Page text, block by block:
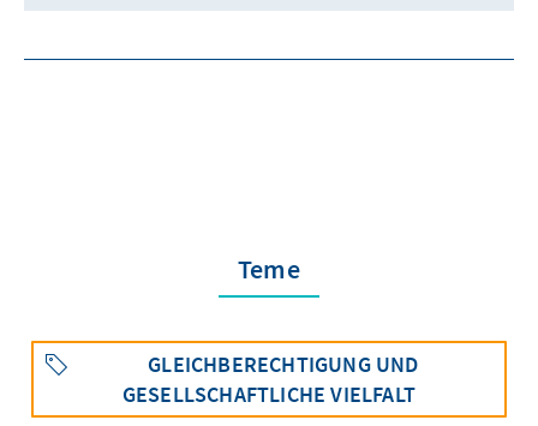
Teme
GLEICHBERECHTIGUNG UND
GESELLSCHAFTLICHE VIELFALT